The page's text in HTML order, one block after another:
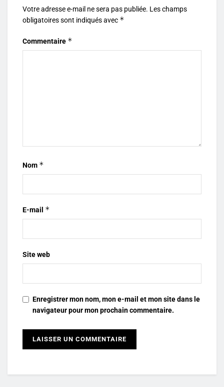
Votre adresse e-mail ne sera pas publiée. Les champs
obligatoires sont indiqués avec *
Commentaire *
Nom *
E-mail *
Site web
Enregistrer mon nom, mon e-mail et mon site dans le
navigateur pour mon prochain commentaire.